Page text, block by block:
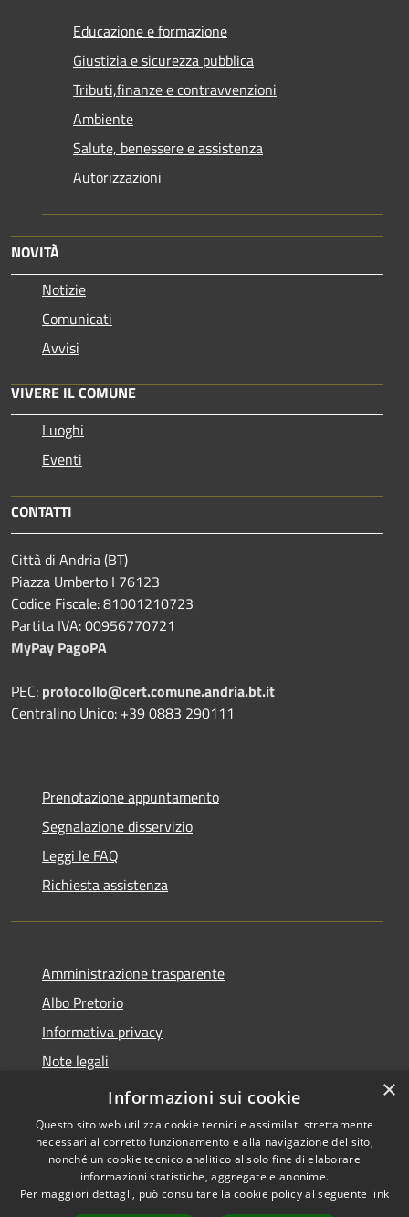
Educazione e formazione
Giustizia e sicurezza pubblica
Tributi,finanze e contravvenzioni
Ambiente
Salute, benessere e assistenza
Autorizzazioni
NOVITÀ
Notizie
Comunicati
Avvisi
VIVERE IL COMUNE
Luoghi
Eventi
CONTATTI
Città di Andria (BT)
Piazza Umberto I 76123
Codice Fiscale: 81001210723
Partita IVA: 00956770721
MyPay PagoPA
PEC: protocollo@cert.comune.andria.bt.it
Centralino Unico: +39 0883 290111
Prenotazione appuntamento
Segnalazione disservizio
Leggi le FAQ
Richiesta assistenza
Amministrazione trasparente
Albo Pretorio
Informativa privacy
Note legali
Dichiarazione di accessibilità
Accessibilità
Copyright © 2026 • Città di
Andria • Powered by
×
Informazioni sui cookie
Questo sito web utilizza cookie tecnici e assimilati strettamente
necessari al corretto funzionamento e alla navigazione del sito,
nonché un cookie tecnico analitico al solo fine di elaborare
informazioni statistiche, aggregate e anonime.
Per maggiori dettagli, può consultare la cookie policy al seguente link